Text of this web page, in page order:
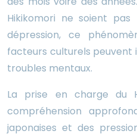
Hikikomori ne soient
dépression, ce
facteurs culturels peuvent
troubles mentaux.
La prise en charge du
compréhension
japonaises et des